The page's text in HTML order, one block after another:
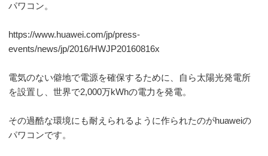
パワコン。
https://www.huawei.com/jp/press-
events/news/jp/2016/HWJP20160816x
電気のない僻地で電源を確保するために、自ら太陽光発電所
を設置し、世界で2,000万kWhの電力を発電。
その過酷な環境にも耐えられるように作られたのがhuaweiの
パワコンです。